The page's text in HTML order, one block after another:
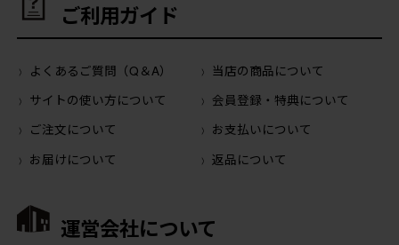
ご利用ガイド
よくあるご質問（Q＆A）
当店の商品について
サイトの使い方について
会員登録・特典について
ご注文について
お支払いについて
お届けについて
返品について
運営会社について